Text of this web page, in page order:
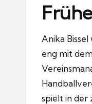
Anika
eng mit
spielt in der